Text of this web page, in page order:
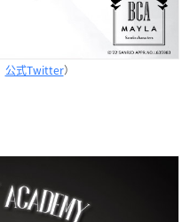
公式Twitter）